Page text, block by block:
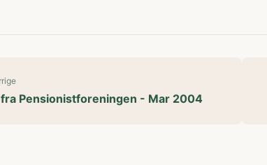
Pensionistforeningen - Mar 2004